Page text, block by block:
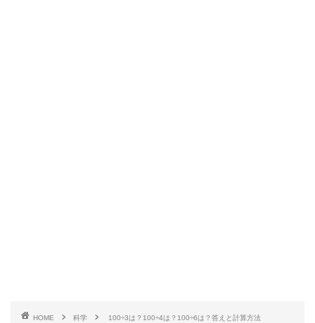
HOME 科学 100÷3は？100÷4は？100÷6は？答えと計算方法